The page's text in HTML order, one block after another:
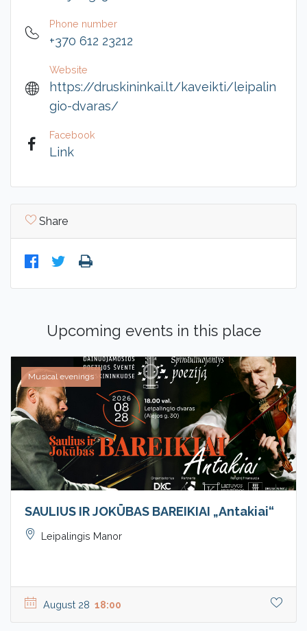
Phone number
+370 612 23212
Website
https://druskininkai.lt/kaveikti/leipalin
gio-dvaras/
Facebook
Link
Share
Upcoming events in this place
Musical evenings
SAULIUS IR JOKŪBAS BAREIKIAI „Antakiai“
Leipalingis Manor
August 28 18:00